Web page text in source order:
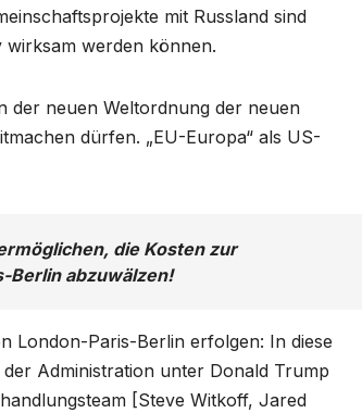
mit Russland sind
werden können.
der neuen Weltordnung der neuen
dürfen. „EU-Europa“ als US-
die Kosten zur
Berlin abzuwälzen!
London-Paris-Berlin erfolgen: In diese
Administration unter Donald Trump
[Steve Witkoff, Jared